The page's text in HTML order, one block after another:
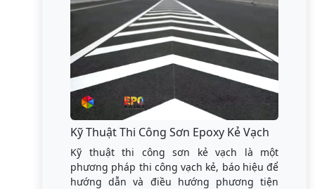
Kỹ Thuật Thi Công Sơn Epoxy Kẻ Vạch
Kỹ thuật thi công sơn kẻ vạch là một
phương pháp thi công vạch kẻ, báo hiệu để
hướng dẫn và điều hướng phương tiện